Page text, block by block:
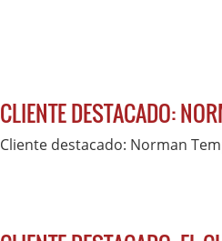
CLIENTE DESTACADO:
Cliente destacado: Norman